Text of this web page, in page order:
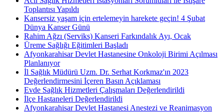
Toplantısı Yapıldı
Kansersiz yaşam için ertelemeyin harekete geçin! 4 Şubat
Dünya Kanser Günü
Rahim Ağzı (Serviks) Kanseri Farkındalık Ayı, Ocak
Üreme Sağlığı Eğitimleri Başladı
Afyonkarahisar Devlet Hastanesine Onkoloji Birimi Açılması
Planlanıyor
İl Sağlık Müdürü Uzm. Dr. Serhat Korkmaz'ın 2023
Değerlendirmesini İçeren Basın Açıklaması
Evde Sağlık Hizmetleri Çalışmaları Değerlendirildi
İlçe Hastaneleri Değerlendirildi
Afyonkarahisar Devlet Hastanesi Anestezi ve Reanimasyon